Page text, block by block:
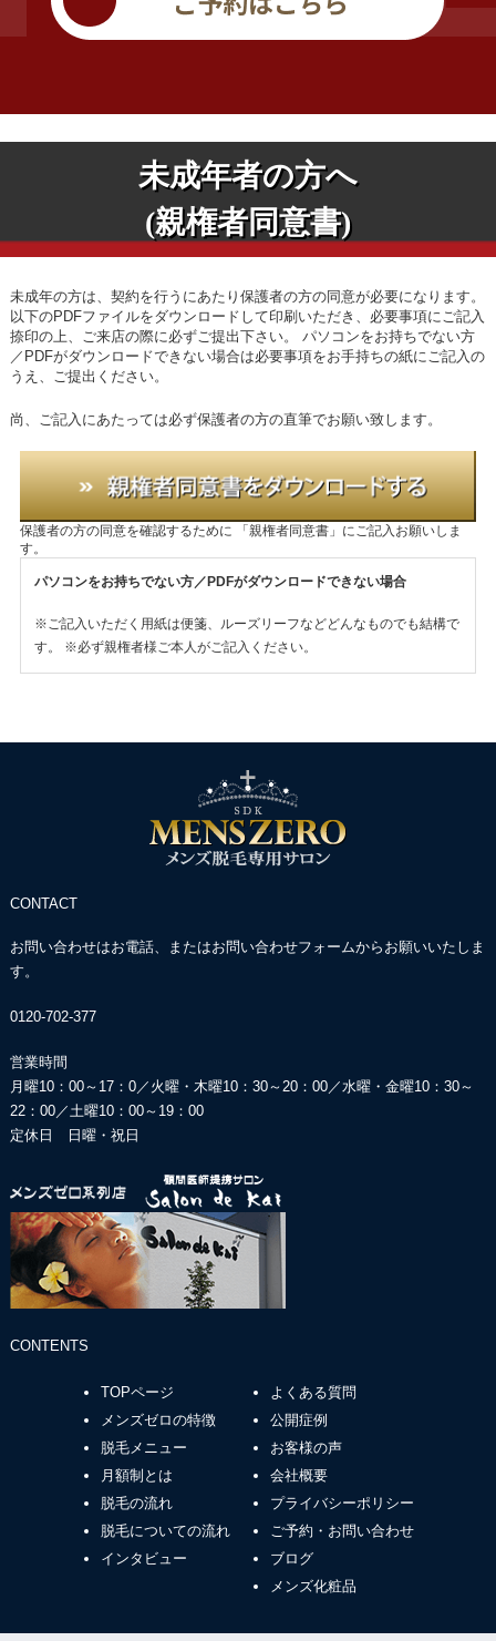
未成年者の方へ
(親権者同意書)
未成年の方は、契約を行うにあたり保護者の方の同意が必要になります。
以下のPDFファイルをダウンロードして印刷いただき、必要事項にご記入
捺印の上、ご来店の際に必ずご提出下さい。
パソコンをお持ちでない方
／PDFがダウンロードできない場合は必要事項をお手持ちの紙にご記入の
うえ、ご提出ください。
尚、ご記入にあたっては必ず保護者の方の直筆でお願い致します。
保護者の方の同意を確認するために 「親権者同意書」にご記入お願いしま
す。
パソコンをお持ちでない方／PDFがダウンロードできない場合
※ご記入いただく用紙は便箋、ルーズリーフなどどんなものでも結構で
す。
※必ず親権者様ご本人がご記入ください。
CONTACT
お問い合わせはお電話、またはお問い合わせフォームからお願いいたしま
す。
0120-702-377
営業時間
月曜10：00～17：0／火曜・木曜10：30～20：00／水曜・金曜10：30～
22：00／土曜10：00～19：00
定休日 日曜・祝日
CONTENTS
TOPページ
メンズゼロの特徴
脱毛メニュー
月額制とは
脱毛の流れ
脱毛についての流れ
インタビュー
よくある質問
公開症例
お客様の声
会社概要
プライバシーポリシー
ご予約・お問い合わせ
ブログ
メンズ化粧品